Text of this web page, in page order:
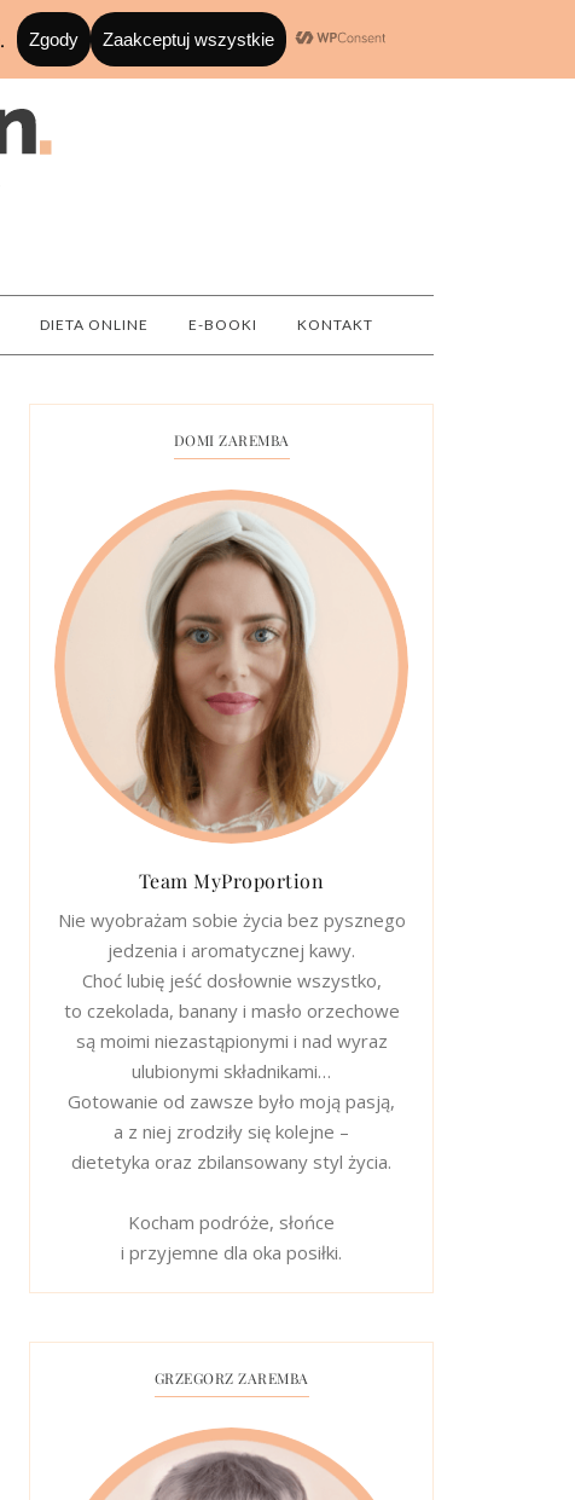
DIETA ONLINE E-BOOKI KONTAKT
DOMI ZAREMBA
Team MyProportion
Nie wyobrażam sobie życia bez pysznego
jedzenia i aromatycznej kawy.
Choć lubię jeść dosłownie wszystko,
to czekolada, banany i masło orzechowe
są moimi niezastąpionymi i nad wyraz
ulubionymi składnikami…
Gotowanie od zawsze było moją pasją,
a z niej zrodziły się kolejne –
dietetyka oraz zbilansowany styl życia.
Kocham podróże, słońce
i przyjemne dla oka posiłki.
GRZEGORZ ZAREMBA